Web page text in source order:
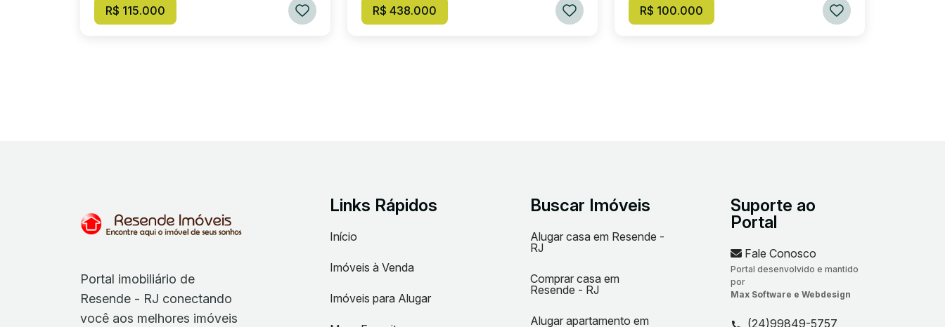
R$ 115.000 R$ 438.000 R$ 100.000
Portal imobiliário de
Resende - RJ conectando
você aos melhores imóveis
Links Rápidos
Início
Imóveis à Venda
Imóveis para Alugar
Buscar Imóveis
Alugar casa em Resende -
RJ
Comprar casa em
Resende - RJ
Alugar apartamento em
Suporte ao
Portal
Fale Conosco
Portal desenvolvido e mantido
por
Max Software e Webdesign
(24)99849-5757